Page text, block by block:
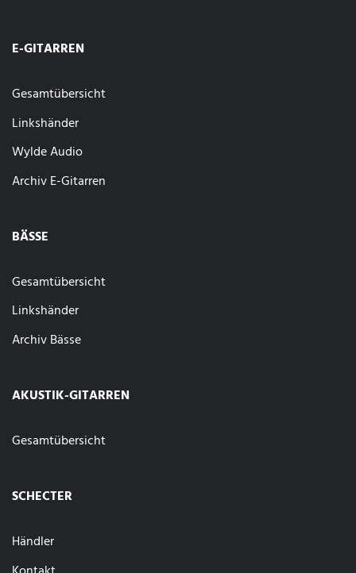
E-GITARREN
Gesamtübersicht
Linkshänder
Wylde Audio
Archiv E-Gitarren
BÄSSE
Gesamtübersicht
Linkshänder
Archiv Bässe
AKUSTIK-GITARREN
Gesamtübersicht
SCHECTER
Händler